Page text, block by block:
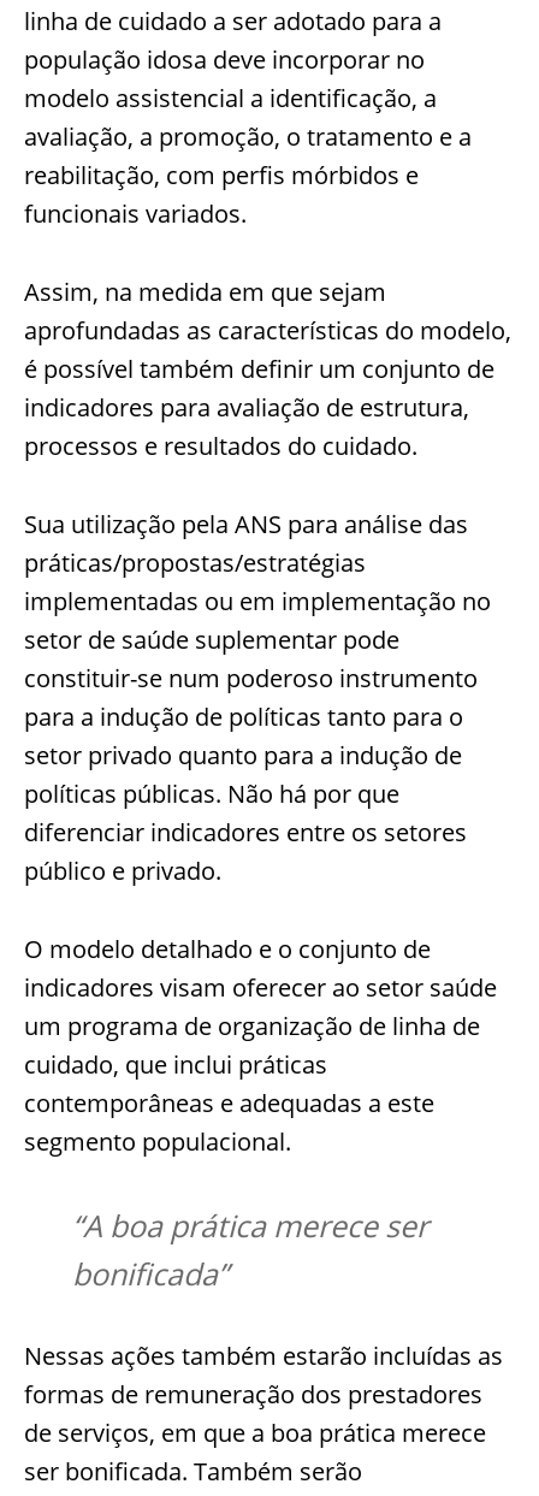
linha de cuidado a ser adotado para a
população idosa deve incorporar no
modelo assistencial a identificação, a
avaliação, a promoção, o tratamento e a
reabilitação, com perfis mórbidos e
funcionais variados.
Assim, na medida em que sejam
aprofundadas as características do modelo,
é possível também definir um conjunto de
indicadores para avaliação de estrutura,
processos e resultados do cuidado.
Sua utilização pela ANS para análise das
práticas/propostas/estratégias
implementadas ou em implementação no
setor de saúde suplementar pode
constituir-se num poderoso instrumento
para a indução de políticas tanto para o
setor privado quanto para a indução de
políticas públicas. Não há por que
diferenciar indicadores entre os setores
público e privado.
O modelo detalhado e o conjunto de
indicadores visam oferecer ao setor saúde
um programa de organização de linha de
cuidado, que inclui práticas
contemporâneas e adequadas a este
segmento populacional.
“A boa prática merece ser
bonificada”
Nessas ações também estarão incluídas as
formas de remuneração dos prestadores
de serviços, em que a boa prática merece
ser bonificada. Também serão